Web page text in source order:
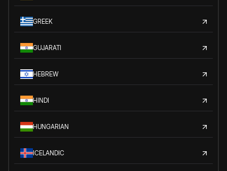
GREEK
GUJARATI
HEBREW
HINDI
HUNGARIAN
ICELANDIC